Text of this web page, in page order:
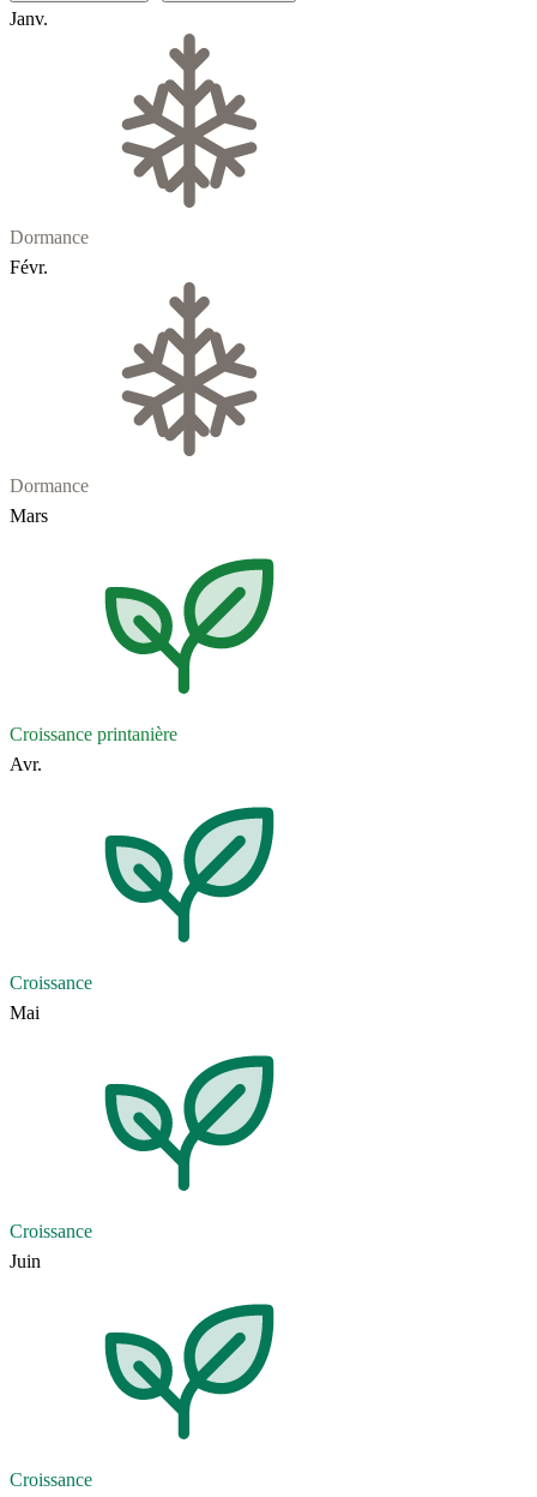
Janv.
Dormance
Févr.
Dormance
Mars
Croissance printanière
Avr.
Croissance
Mai
Croissance
Juin
Croissance